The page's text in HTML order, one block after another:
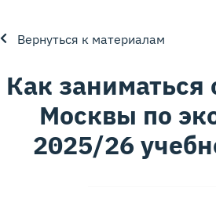
Вернуться к материалам
Как заниматься
Москвы по
2025/26